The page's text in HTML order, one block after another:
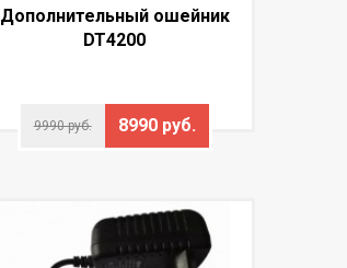
Дополнительный ошейник
DT4200
9990 руб. 8990 руб.